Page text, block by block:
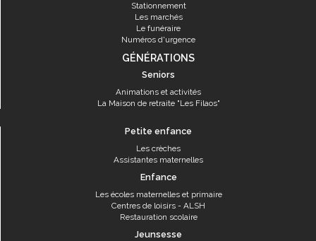
Stationnement
Les marchés
Le funéraire
Numéros d'urgence
GÉNÉRATIONS
Seniors
Animations et activités
La Maison de retraite "Les Filaos"
Petite enfance
Les crèches
Assistantes maternelles
Enfance
Les écoles maternelles et primaire
Centres de loisirs - ALSH
Restauration scolaire
Jeunsesse